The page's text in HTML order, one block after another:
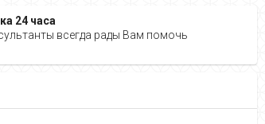
24 часа
всегда рады Вам помочь